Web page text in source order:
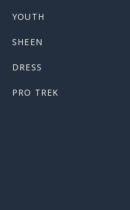
YOUTH
SHEEN
DRESS
PRO TREK